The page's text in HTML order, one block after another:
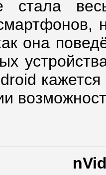
стала
она